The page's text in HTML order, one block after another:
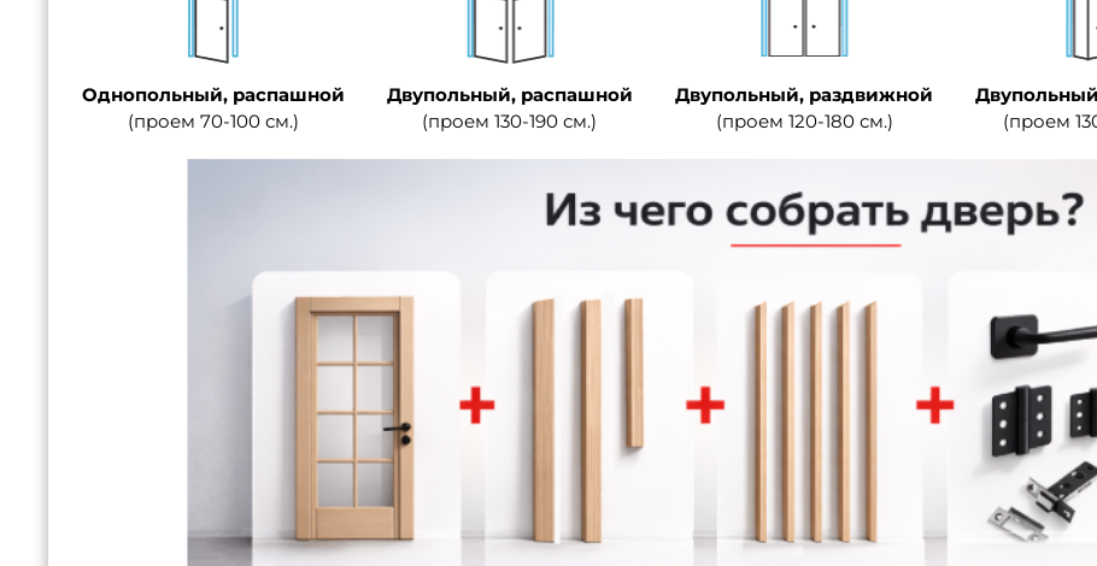
Однопольный, распашной
(проем 70-100 см.)
Двупольный, распашной
(проем 130-190 см.)
Двупольный, раздвижной
(проем 120-180 см.)
(проем